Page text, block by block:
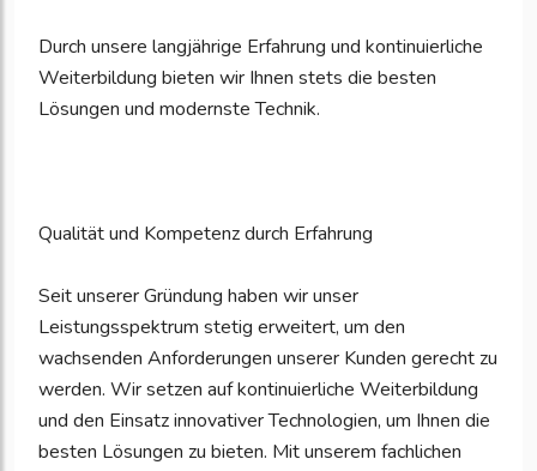
Durch unsere langjährige Erfahrung und kontinuierliche
Weiterbildung bieten wir Ihnen stets die besten
Lösungen und modernste Technik.
Qualität und Kompetenz durch Erfahrung
Seit unserer Gründung haben wir unser
Leistungsspektrum stetig erweitert, um den
wachsenden Anforderungen unserer Kunden gerecht zu
werden. Wir setzen auf kontinuierliche Weiterbildung
und den Einsatz innovativer Technologien, um Ihnen die
besten Lösungen zu bieten. Mit unserem fachlichen